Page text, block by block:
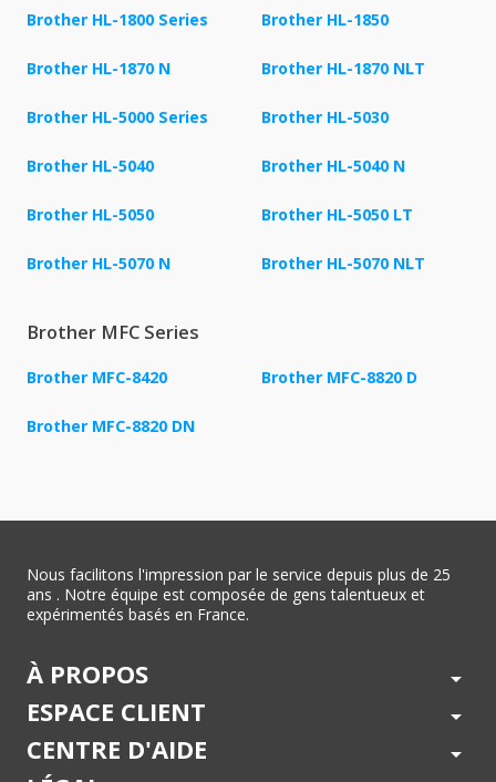
Brother HL-1800 Series Brother HL-1850
Brother HL-1870 N Brother HL-1870 NLT
Brother HL-5000 Series Brother HL-5030
Brother HL-5040 Brother HL-5040 N
Brother HL-5050 Brother HL-5050 LT
Brother HL-5070 N Brother HL-5070 NLT
Brother MFC Series
Brother MFC-8420 Brother MFC-8820 D
Brother MFC-8820 DN
Nous facilitons l'impression par le service depuis plus de 25
ans . Notre équipe est composée de gens talentueux et
expérimentés basés en France.
À PROPOS arrow_drop_down
ESPACE CLIENT arrow_drop_down
CENTRE D'AIDE arrow_drop_down